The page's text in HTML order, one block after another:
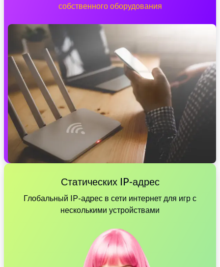
собственного оборудования
Статических IP-адрес
Глобальный IP-адрес в сети интернет для игр с
несколькими устройствами